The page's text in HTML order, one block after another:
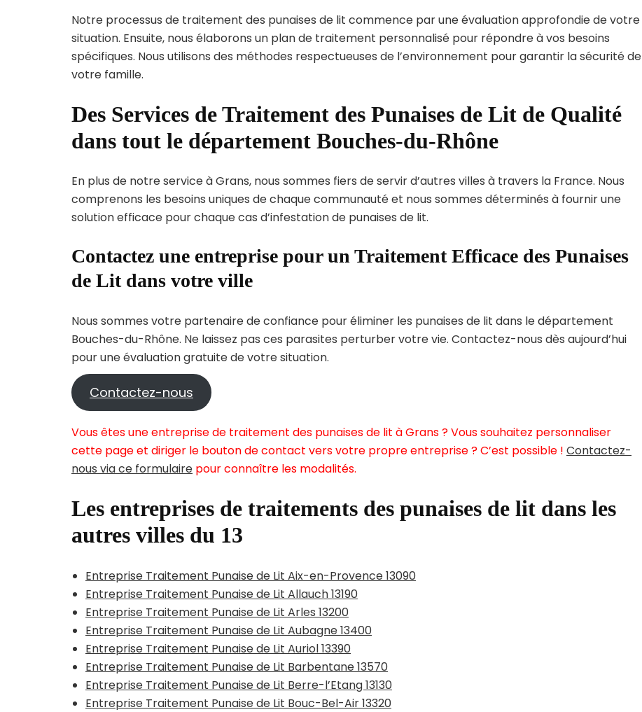
Notre processus de traitement des punaises de lit commence par une évaluation approfondie de votre
situation. Ensuite, nous élaborons un plan de traitement personnalisé pour répondre à vos besoins
spécifiques. Nous utilisons des méthodes respectueuses de l’environnement pour garantir la sécurité de
votre famille.
Des Services de Traitement des Punaises de Lit de Qualité
dans tout le département Bouches-du-Rhône
En plus de notre service à Grans, nous sommes fiers de servir d’autres villes à travers la France. Nous
comprenons les besoins uniques de chaque communauté et nous sommes déterminés à fournir une
solution efficace pour chaque cas d’infestation de punaises de lit.
Contactez une entreprise pour un Traitement Efficace des Punaises
de Lit dans votre ville
Nous sommes votre partenaire de confiance pour éliminer les punaises de lit dans le département
Bouches-du-Rhône. Ne laissez pas ces parasites perturber votre vie. Contactez-nous dès aujourd’hui
pour une évaluation gratuite de votre situation.
Contactez-nous
Vous êtes une entreprise de traitement des punaises de lit à Grans ? Vous souhaitez personnaliser
cette page et diriger le bouton de contact vers votre propre entreprise ? C’est possible ! Contactez-
nous via ce formulaire pour connaître les modalités.
Les entreprises de traitements des punaises de lit dans les
autres villes du 13
Entreprise Traitement Punaise de Lit Aix-en-Provence 13090
Entreprise Traitement Punaise de Lit Allauch 13190
Entreprise Traitement Punaise de Lit Arles 13200
Entreprise Traitement Punaise de Lit Aubagne 13400
Entreprise Traitement Punaise de Lit Auriol 13390
Entreprise Traitement Punaise de Lit Barbentane 13570
Entreprise Traitement Punaise de Lit Berre-l’Etang 13130
Entreprise Traitement Punaise de Lit Bouc-Bel-Air 13320